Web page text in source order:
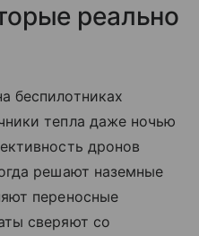
реально
беспилотниках
тепла даже ночью
дронов
решают наземные
переносные
сверяют со